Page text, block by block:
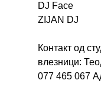
DJ Face
ZIJAN DJ
Контакт од
влезници:
077 465 067